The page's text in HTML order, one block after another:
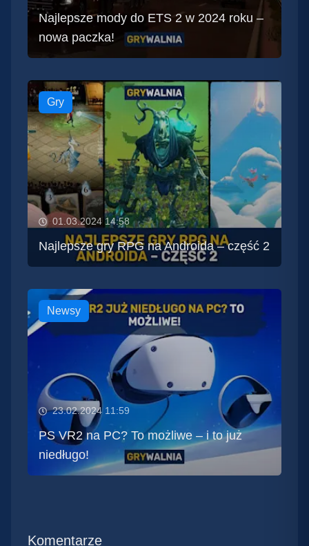
Najlepsze mody do ETS 2 w 2024 roku –
nowa paczka!
Gry
01.03.2024 14:58
Najlepsze gry RPG na Androida – część 2
Newsy
23.02.2024 11:59
PS VR2 na PC? To możliwe – i to już
niedługo!
Komentarze